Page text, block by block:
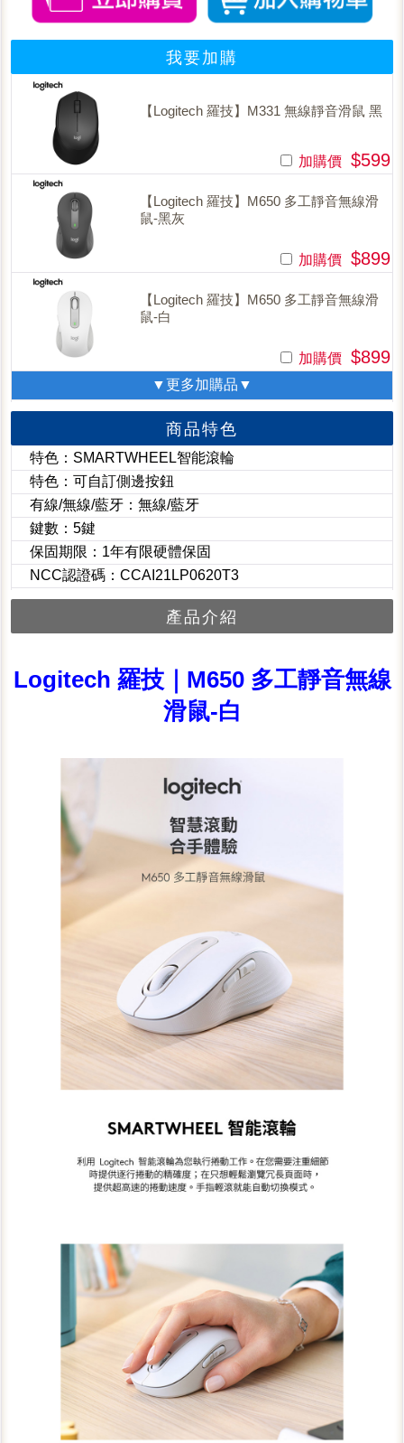
我要加購
【Logitech 羅技】M331 無線靜音滑鼠 黑
加購價 $599
【Logitech 羅技】M650 多工靜音無線滑
鼠-黑灰
加購價 $899
【Logitech 羅技】M650 多工靜音無線滑
鼠-白
加購價 $899
▼更多加購品▼
商品特色
特色：SMARTWHEEL智能滾輪
特色：可自訂側邊按鈕
有線/無線/藍牙：無線/藍牙
鍵數：5鍵
保固期限：1年有限硬體保固
NCC認證碼：CCAI21LP0620T3
產品介紹
Logitech 羅技｜M650 多工靜音無線
滑鼠-白